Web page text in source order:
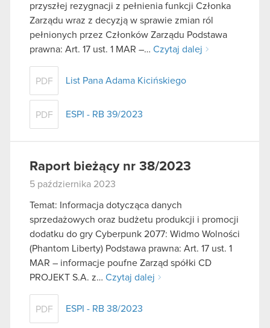
przyszłej rezygnacji z pełnienia funkcji Członka
Zarządu wraz z decyzją w sprawie zmian ról
pełnionych przez Członków Zarządu Podstawa
prawna: Art. 17 ust. 1 MAR –… Czytaj dalej
PDF List Pana Adama Kicińskiego
PDF ESPI - RB 39/2023
Raport bieżący nr 38/2023
5 października 2023
Temat: Informacja dotycząca danych
sprzedażowych oraz budżetu produkcji i promocji
dodatku do gry Cyberpunk 2077: Widmo Wolności
(Phantom Liberty) Podstawa prawna: Art. 17 ust. 1
MAR – informacje poufne Zarząd spółki CD
PROJEKT S.A. z… Czytaj dalej
PDF ESPI - RB 38/2023